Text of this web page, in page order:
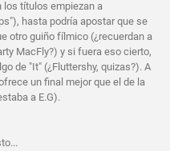
los títulos empiezan a
hasta podría apostar que se
otro guiño fílmico (¿recuerdan a
MacFly?) y si fuera eso cierto,
de "It" (¿Fluttershy, quizas?). A
un final mejor que el de la
a E.G).